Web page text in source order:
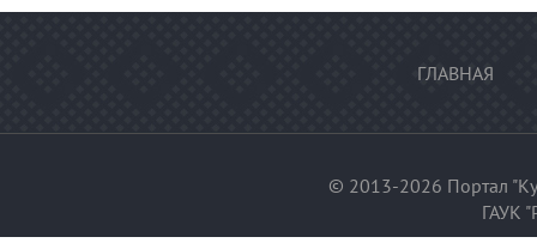
ГЛАВНАЯ
© 2013-2026 Портал
ГАУК